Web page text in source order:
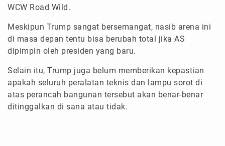
WCW Road Wild.
Meskipun Trump sangat bersemangat, nasib arena ini
di masa depan tentu bisa berubah total jika AS
dipimpin oleh presiden yang baru.
Selain itu, Trump juga belum memberikan kepastian
apakah seluruh peralatan teknis dan lampu sorot di
atas perancah bangunan tersebut akan benar-benar
ditinggalkan di sana atau tidak.